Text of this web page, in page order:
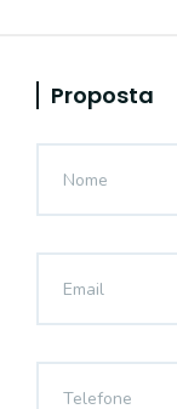
Proposta